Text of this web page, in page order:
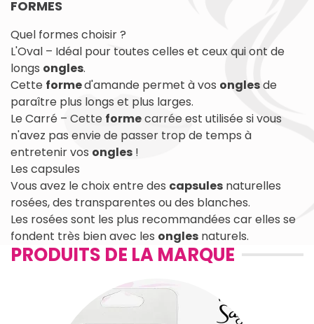
FORMES
Quel formes choisir ?
L'Oval – Idéal pour toutes celles et ceux qui ont de
longs ongles.
Cette formed'amande permet à vos onglesde
paraître plus longs et plus larges.
Le Carré – Cette formecarrée est utilisée si vous
n'avez pas envie de passer trop de temps à
entretenir vos ongles !
Les capsules
Vous avez le choix entre des capsules naturelles
rosées, des transparentes ou des blanches.
Les rosées sont les plus recommandées car elles se
fondent très bien avec les ongles naturels.
PRODUITS DE LA MARQUE